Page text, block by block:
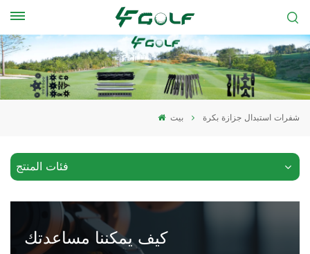
بيت شفرات استبدال جزازة بكرة
فئات المنتج
كيف يمكننا مساعدتك